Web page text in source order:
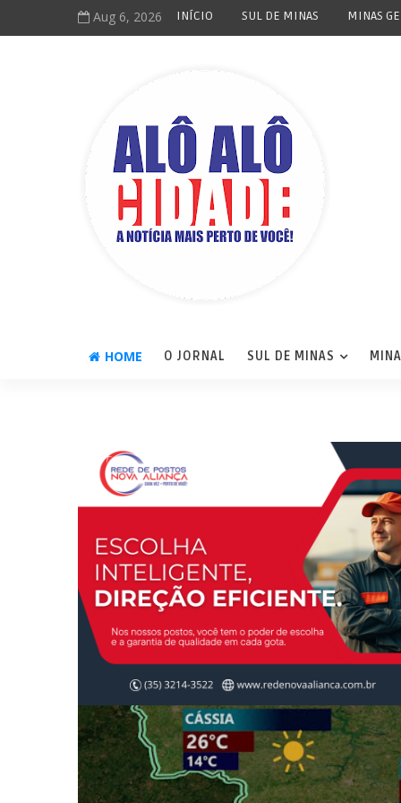
Aug 6, 2026 INÍCIO SUL DE MINAS MINAS
HOME O JORNAL SUL DE MINAS